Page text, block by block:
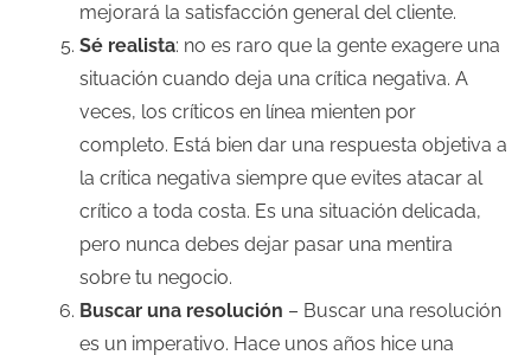
mejorará la satisfacción general del cliente.
Sé realista: no es raro que la gente exagere una
situación cuando deja una crítica negativa. A
veces, los críticos en línea mienten por
completo. Está bien dar una respuesta objetiva a
la crítica negativa siempre que evites atacar al
crítico a toda costa. Es una situación delicada,
pero nunca debes dejar pasar una mentira
sobre tu negocio.
Buscar una resolución – Buscar una resolución
es un imperativo. Hace unos años hice una